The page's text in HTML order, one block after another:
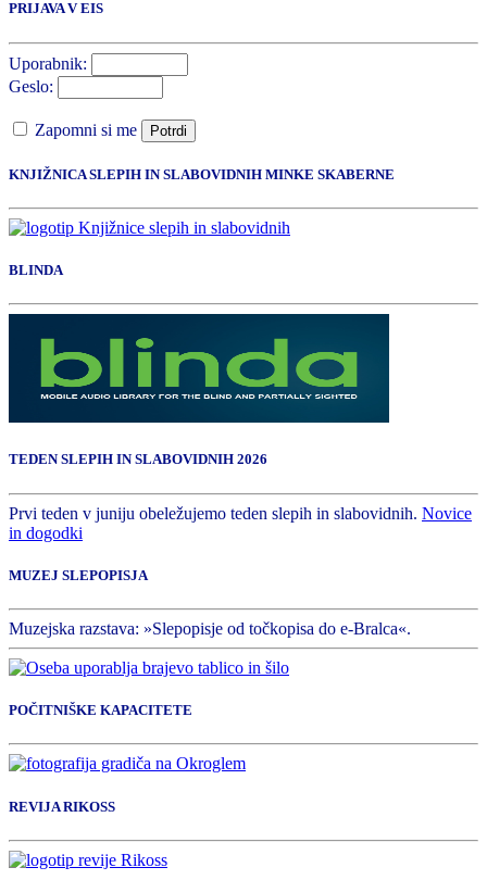
PRIJAVA V EIS
Uporabnik:
Geslo:
Zapomni si me Potrdi
KNJIŽNICA SLEPIH IN SLABOVIDNIH MINKE SKABERNE
BLINDA
TEDEN SLEPIH IN SLABOVIDNIH 2026
Prvi teden v juniju obeležujemo teden slepih in slabovidnih. Novice
in dogodki
MUZEJ SLEPOPISJA
Muzejska razstava: »Slepopisje od točkopisa do e-Bralca«.
POČITNIŠKE KAPACITETE
REVIJA RIKOSS